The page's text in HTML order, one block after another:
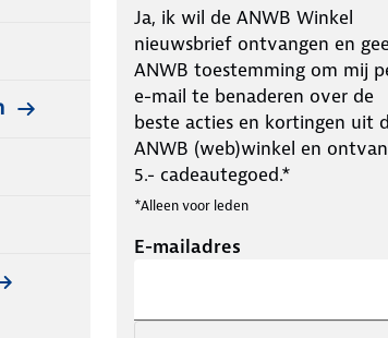
hij een opname
de camera
30fps-video. Op
beschadigd terwijl
Ja, ik wil de ANWB Winkel
nieuwsbrief ontvangen en
ANWB toestemming om mij
e-mail te benaderen over de
beste acties en kortingen uit
ANWB (web)winkel en
5.- cadeautegoed.*
*Alleen voor leden
E-mailadres